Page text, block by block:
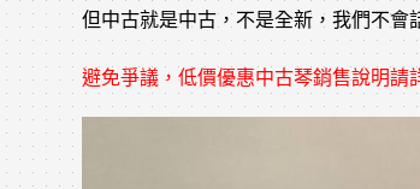
但中古就是中古，不是全新，我們不
避免爭議，低價優惠中古琴銷售說明請